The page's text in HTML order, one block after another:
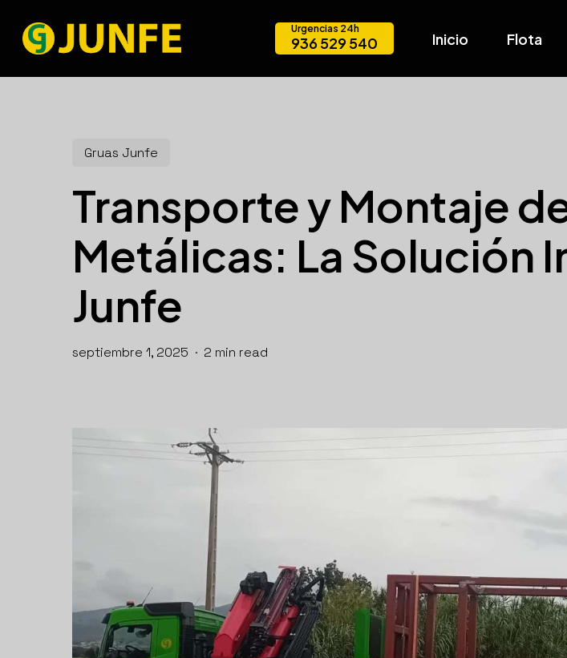
main
content
Urgencias 24h
936 529 540 Inicio Flota
Gruas Junfe
Transporte y Montaje
Metálicas: La Solución
Junfe
septiembre 1, 2025 2 min read